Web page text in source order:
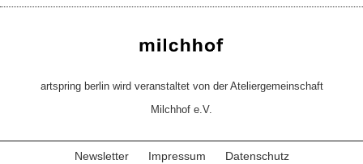
artspring berlin wird veranstaltet von der Ateliergemeinschaft
Milchhof e.V.
Newsletter Impressum Datenschutz